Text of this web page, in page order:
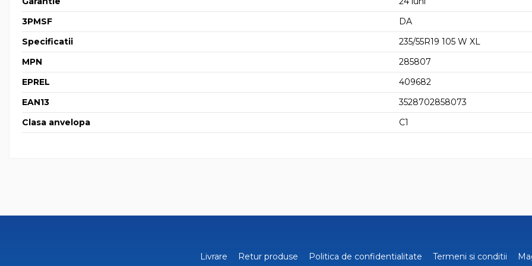
3PMSF
DA
Specificatii
235/55R19 105 W XL
MPN
285807
EPREL
409682
EAN13
3528702858073
Clasa anvelopa
C1
Livrare Retur produse Politica de confidentialitate Termeni si conditii